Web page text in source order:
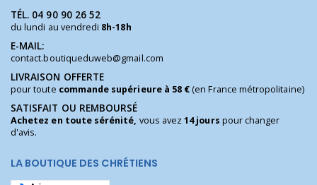
TÉL. 04 90 90 26 52
du lundi au vendredi 8h-18h
E-MAIL:
contact.boutiqueduweb@gmail.com
LIVRAISON OFFERTE
pour toute commande supérieure à 58 €(en France métropolitaine)
SATISFAIT OU REMBOURSÉ
Achetez en toute sérénité, vous avez14 jours pour changer
d'avis.
LA BOUTIQUE DES CHRÉTIENS